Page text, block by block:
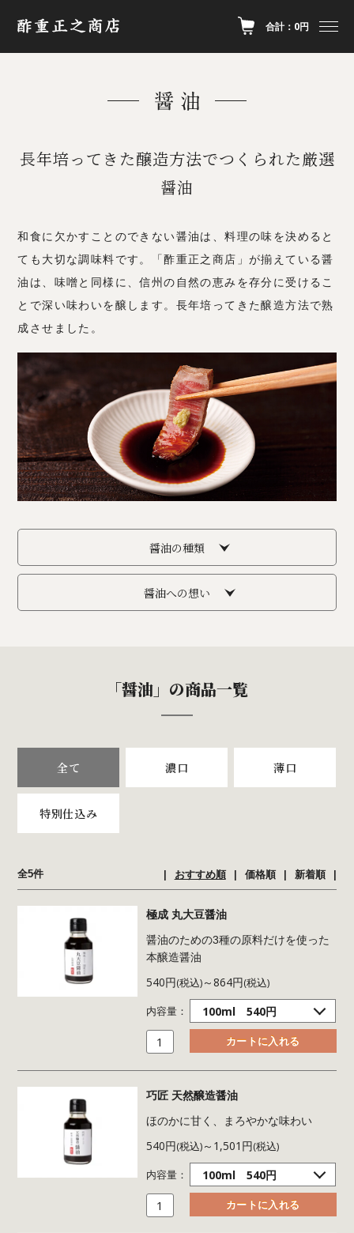
合計：0円
長年培ってきた醸造方法でつくられた厳選
醤油
和食に欠かすことのできない醤油は、料理の味を決めると
ても大切な調味料です。「酢重正之商店」が揃えている醤
油は、味噌と同様に、信州の自然の恵みを存分に受けるこ
とで深い味わいを醸します。長年培ってきた醸造方法で熟
成させました。
醤油の種類
醤油への想い
「醤油」の商品一覧
全て 濃口 薄口
特別仕込み
全5件 おすすめ順 価格順 新着順
極成 丸大豆醤油
醤油のための3種の原料だけを使った
本醸造醤油
540円(税込)～864円(税込)
内容量：
巧匠 天然醸造醤油
ほのかに甘く、まろやかな味わい
540円(税込)～1,501円(税込)
内容量：